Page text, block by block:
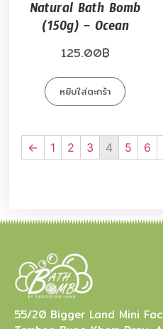
Natural Bath Bomb
(150g) – Ocean
125.00฿
หยิบใส่ตะกร้า
← 1 2 3 4 5 6
55/20 Bigger Land Mini